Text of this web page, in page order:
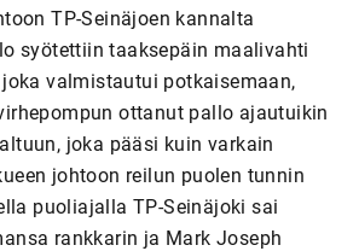
TP-Seinäjoen kannalta
syötettiin taaksepäin maalivahti
valmistautui potkaisemaan,
ottanut pallo ajautuikin
joka pääsi kuin varkain
johtoon reilun puolen tunnin
puoliajalla TP-Seinäjoki sai
rankkarin ja Mark Joseph